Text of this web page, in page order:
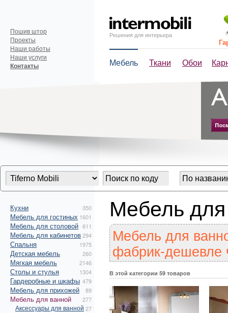
Решения для интерьера
Мебель Ткани Обои
Пошив штор
Проекты
Наши работы
Наши услуги
Контакты
Кухни 350
Мебель для гостиных 1601
Мебель для столовой 611
Мебель для кабинетов294
Спальня 1975
Детская мебель 260
Мягкая мебель 2146
Столы и стулья 1304
Гардеробные и шкафы 479
Мебель для прихожей 89
Мебель для ванной 277
Аксессуары для ванной 27
Мебель
Мебель для
фабрик-дешевле
В этой категории 59 товаров